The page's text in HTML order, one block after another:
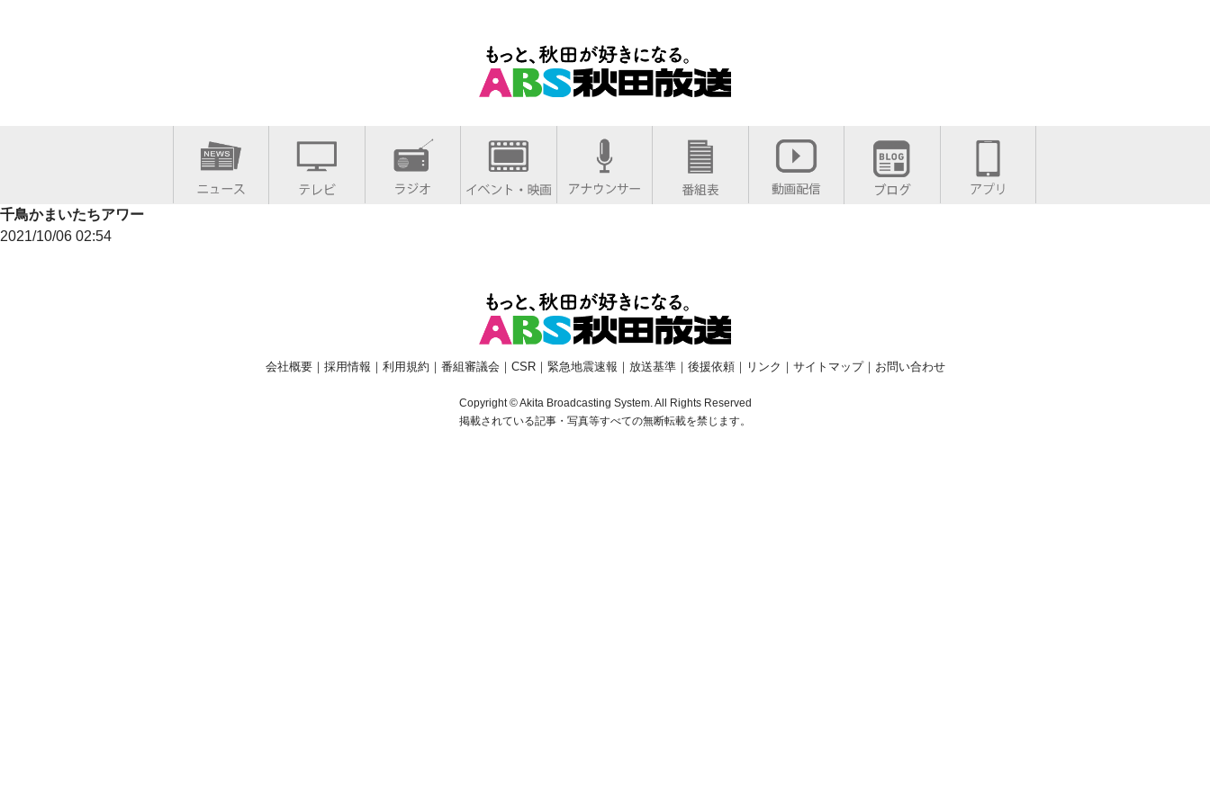
千鳥かまいたちアワー
2021/10/06 02:54
会社概要｜ 採用情報 ｜ 利用規約 ｜ 番組審議会 ｜ CSR｜ 緊急地震速報 ｜ 放送基準｜ 後援依頼｜ リンク ｜ サイトマップ｜ お問い合わせ
Copyright © Akita Broadcasting System. All Rights Reserved
掲載されている記事・写真等すべての無断転載を禁じます。